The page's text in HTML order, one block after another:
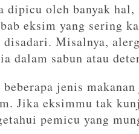
dipicu oleh banyak
eksim yang sering
Misalnya,
dalam sabun atau
jenis
Jika eksimmu tak
pemicu yang